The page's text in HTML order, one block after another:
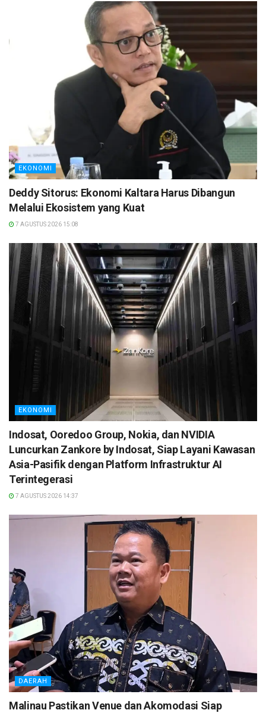
EKONOMI
Deddy Sitorus: Ekonomi Kaltara Harus Dibangun
Melalui Ekosistem yang Kuat
7 AGUSTUS 2026 15:08
EKONOMI
Indosat, Ooredoo Group, Nokia, dan NVIDIA
Luncurkan Zankore by Indosat, Siap Layani Kawasan
Asia-Pasifik dengan Platform Infrastruktur AI
Terintegerasi
7 AGUSTUS 2026 14:37
DAERAH
Malinau Pastikan Venue dan Akomodasi Siap